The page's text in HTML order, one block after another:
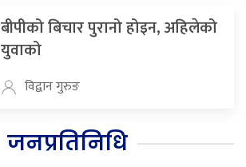
बीपीको बिचार पुरानो होइन, अहिलेको
युवाको
विद्वान गुरुङ
जनप्रतिनिधि